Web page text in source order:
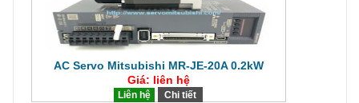
AC Servo Mitsubishi MR-JE-20A 0.2kW
Giá: liên hệ
Liên hệ Chi tiết